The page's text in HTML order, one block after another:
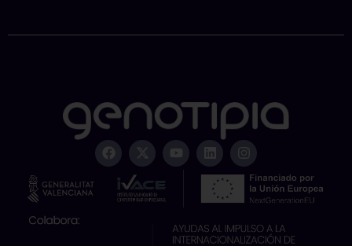
F
a
c
X
-
t
w
i
Y
o
u
e
L
i
n
k
e
i
n
I
n
s
a
r
a